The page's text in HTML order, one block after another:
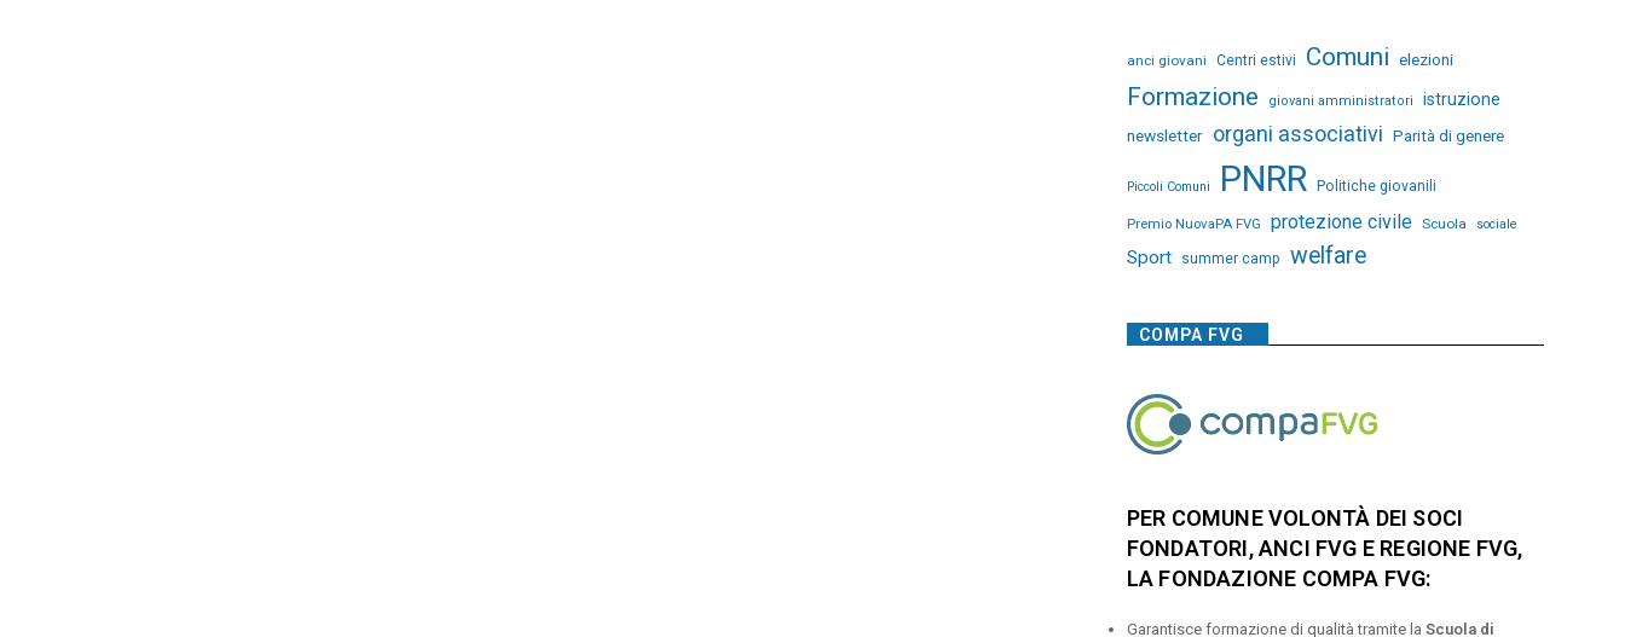
anci giovani Centri estivi Comuni elezioni
Formazione giovani amministratori
istruzione
newsletter organi associativi Parità di genere
Piccoli Comuni PNRR Politiche giovanili
Premio NuovaPA FVG protezione civile Scuola sociale
Sport summer camp welfare
COMPA FVG
PER COMUNE VOLONTÀ DEI SOCI
FONDATORI, ANCI FVG E REGIONE FVG,
LA FONDAZIONE COMPA FVG:
Garantisce formazione di qualità tramite la Scuola di